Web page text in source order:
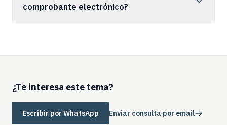
comprobante electrónico?
¿Te interesa este tema?
Escribir por WhatsApp Enviar consulta por email